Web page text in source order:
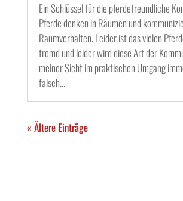
Ein Schlüssel für die pferdefreundliche
Pferde denken in Räumen und
Raumverhalten. Leider ist das vielen
fremd und leider wird diese Art der
meiner Sicht im praktischen Umgang
falsch...
« Ältere Einträge